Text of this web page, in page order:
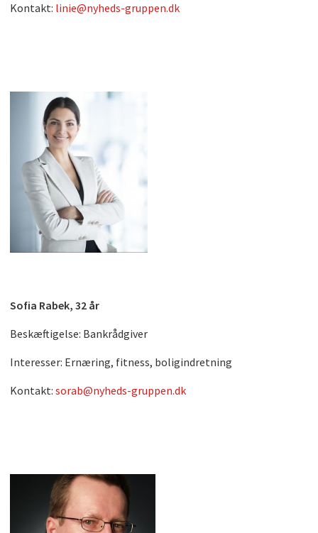
Kontakt: linie@nyheds-gruppen.dk
Sofia Rabek, 32 år
Beskæftigelse: Bankrådgiver
Interesser: Ernæring, fitness, boligindretning
Kontakt: sorab@nyheds-gruppen.dk